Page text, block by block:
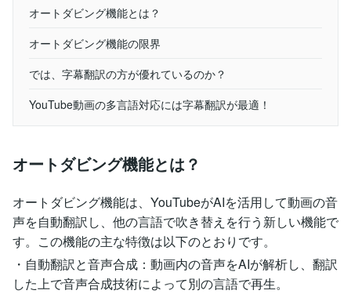
オートダビング機能とは？
オートダビング機能の限界
では、字幕翻訳の方が優れているのか？
YouTube動画の多言語対応には字幕翻訳が最適！
オートダビング機能とは？
オートダビング機能は、YouTubeがAIを活用して動画の音
声を自動翻訳し、他の言語で吹き替えを行う新しい機能で
す。この機能の主な特徴は以下のとおりです。
・自動翻訳と音声合成：動画内の音声をAIが解析し、翻訳
した上で音声合成技術によって別の言語で再生。